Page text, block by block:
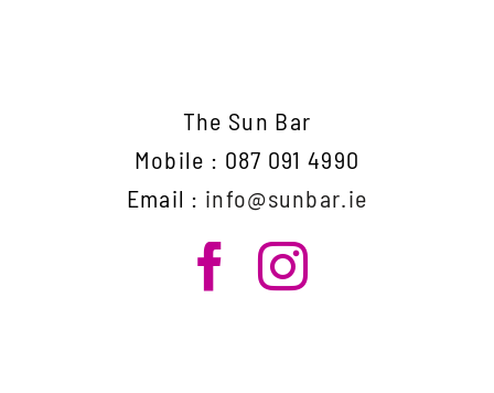
The Sun Bar
Mobile : 087 091 4990
Email : info@sunbar.ie